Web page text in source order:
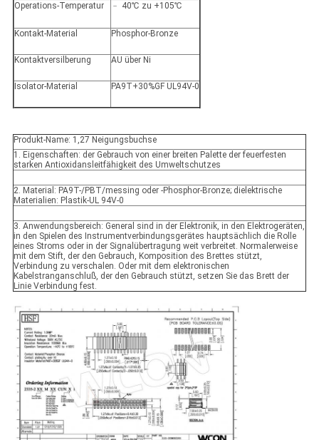
Operations-Temperatur ﹣ 40℃ zu +105℃
Kontakt-Material Phosphor-Bronze
Kontaktversilberung AU über Ni
Isolator-Material PA9T+30%GF UL94V-0
Produkt-Name: 1,27 Neigungsbuchse
1. Eigenschaften: der Gebrauch von einer breiten Palette der feuerfesten
starken Antioxidansleitfähigkeit des Umweltschutzes
2. Material: PA9T-/PBT/messing oder -Phosphor-Bronze; dielektrische
Materialien: Plastik-UL 94V-0
3. Anwendungsbereich: General sind in der Elektronik, in den Elektrogeräten,
in den Spielen des Instrumentverbindungsgerätes hauptsächlich die Rolle
eines Stroms oder in der Signalübertragung weit verbreitet. Normalerweise
mit dem Stift, der den Gebrauch, Komposition des Brettes stützt,
Verbindung zu verschalen. Oder mit dem elektronischen
Kabelstranganschluß, der den Gebrauch stützt, setzen Sie das Brett der
Linie Verbindung fest.